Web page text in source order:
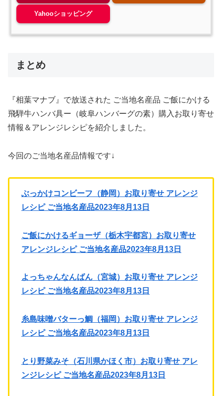
Yahooショッピング
まとめ
『相葉マナブ』で放送された ご当地名産品 ご飯にかける
飛騨牛ハンバ具ー（岐阜ハンバーグの素）購入お取り寄せ
情報＆アレンジレシピを紹介しました。
今回のご当地名産品情報です↓
ぶっかけコンビーフ（静岡）お取り寄せ アレンジ
レシピ ご当地名産品2023年8月13日
ご飯にかけるギョーザ（栃木宇都宮）お取り寄せ
アレンジレシピ ご当地名産品2023年8月13日
よっちゃんなんばん（宮城）お取り寄せ アレンジ
レシピ ご当地名産品2023年8月13日
糸島味噌バターっ鯛（福岡）お取り寄せ アレンジ
レシピ ご当地名産品2023年8月13日
とり野菜みそ（石川県かほく市）お取り寄せ アレ
ンジレシピ ご当地名産品2023年8月13日